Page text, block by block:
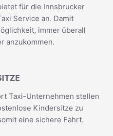
für die Innsbrucker
Service an. Damit
immer überall
anzukommen.
Taxi-Unternehmen stellen
Kindersitze zu
eine sichere Fahrt.